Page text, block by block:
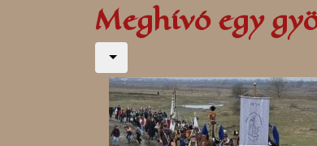
Meghívó egy